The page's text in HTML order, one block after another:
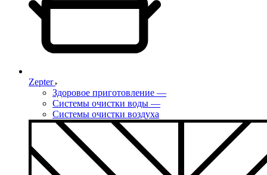
Zepter
Здоровое приготовление —
Системы очистки воды —
Системы очистки воздуха